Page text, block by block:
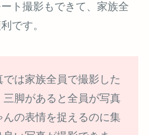
ト撮影もできて、家族全
です。
は家族全員で撮影した
脚があると全員が写真
の表情を捉えるのに集